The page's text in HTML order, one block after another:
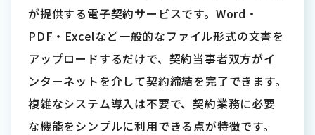
が提供する電子契約サービスです。Word・
PDF・Excelなど一般的なファイル形式の文書を
アップロードするだけで、契約当事者双方がイ
ンターネットを介して契約締結を完了できます。
複雑なシステム導入は不要で、契約業務に必要
な機能をシンプルに利用できる点が特徴です。